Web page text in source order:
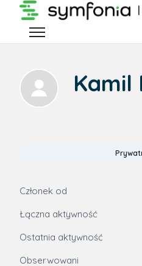
Przejdź do głównej zawartości
Przełącz menu
Kamil
Członek od
Łączna aktywność
Ostatnia aktywność
Obserwowani